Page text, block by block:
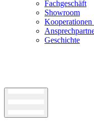
Fachgeschäft
Showroom
Kooperationen
Geschichte